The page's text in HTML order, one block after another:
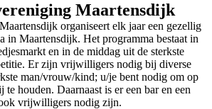
Maartensdijk
organiseert elk jaar een gezellig
in Maartensdijk. Het programma bestaat in
en in de middag uit de sterkste
Er zijn vrijwilligers nodig bij diverse
man/vrouw/kind; u/je bent nodig om op
te houden. Daarnaast is er een bar en een
vrijwilligers nodig zijn.